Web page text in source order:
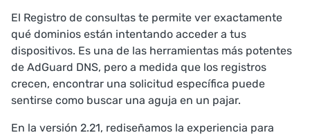
El Registro de consultas te permite ver exactamente
qué dominios están intentando acceder a tus
dispositivos. Es una de las herramientas más potentes
de AdGuard DNS, pero a medida que los registros
crecen, encontrar una solicitud específica puede
sentirse como buscar una aguja en un pajar.
En la versión 2.21, rediseñamos la experiencia para